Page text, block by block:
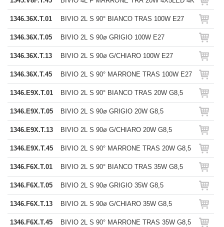
1346.36X.T.01 BIVIO 2L S 90° BIANCO TRAS 100W E27
1346.36X.T.05 BIVIO 2L S 90ø GRIGIO 100W E27
1346.36X.T.13 BIVIO 2L S 90ø G/CHIARO 100W E27
1346.36X.T.45 BIVIO 2L S 90° MARRONE TRAS 100W E27
1346.E9X.T.01 BIVIO 2L S 90° BIANCO TRAS 20W G8,5
1346.E9X.T.05 BIVIO 2L S 90ø GRIGIO 20W G8,5
1346.E9X.T.13 BIVIO 2L S 90ø G/CHIARO 20W G8,5
1346.E9X.T.45 BIVIO 2L S 90° MARRONE TRAS 20W G8,5
1346.F6X.T.01 BIVIO 2L S 90° BIANCO TRAS 35W G8,5
1346.F6X.T.05 BIVIO 2L S 90ø GRIGIO 35W G8,5
1346.F6X.T.13 BIVIO 2L S 90ø G/CHIARO 35W G8,5
1346.F6X.T.45 BIVIO 2L S 90° MARRONE TRAS 35W G8,5